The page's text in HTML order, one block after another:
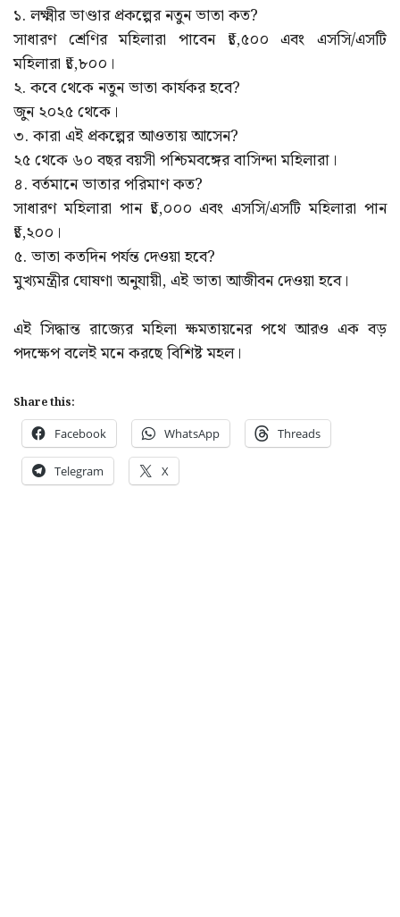
১. লক্ষ্মীর ভাণ্ডার প্রকল্পের নতুন ভাতা কত?
সাধারণ শ্রেণির মহিলারা পাবেন ₹১,৫০০ এবং এসসি/এসটি
মহিলারা ₹১,৮০০।
২. কবে থেকে নতুন ভাতা কার্যকর হবে?
জুন ২০২৫ থেকে।
৩. কারা এই প্রকল্পের আওতায় আসেন?
২৫ থেকে ৬০ বছর বয়সী পশ্চিমবঙ্গের বাসিন্দা মহিলারা।
৪. বর্তমানে ভাতার পরিমাণ কত?
সাধারণ মহিলারা পান ₹১,০০০ এবং এসসি/এসটি মহিলারা পান
₹১,২০০।
৫. ভাতা কতদিন পর্যন্ত দেওয়া হবে?
মুখ্যমন্ত্রীর ঘোষণা অনুযায়ী, এই ভাতা আজীবন দেওয়া হবে।
এই সিদ্ধান্ত রাজ্যের মহিলা ক্ষমতায়নের পথে আরও এক বড়
পদক্ষেপ বলেই মনে করছে বিশিষ্ট মহল।
Share this:
Facebook WhatsApp Threads
Telegram X